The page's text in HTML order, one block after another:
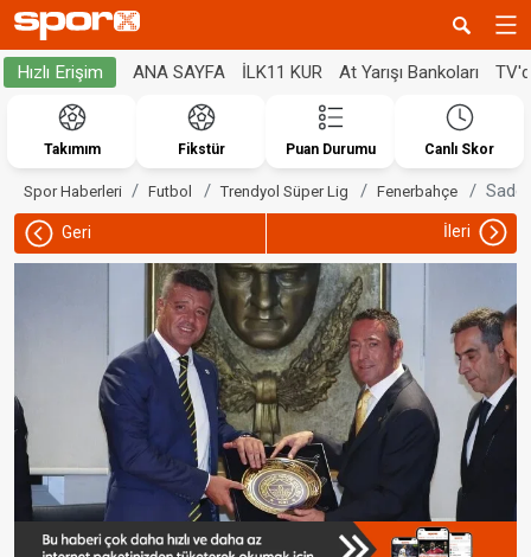
Hızlı Erişim ANA SAYFA İLK11 KUR At Yarışı Bankoları
Takımım Fikstür Puan Durumu Canlı Skor
Spor Haberleri Futbol Trendyol Süper Lig Fenerbahçe
Geri İleri